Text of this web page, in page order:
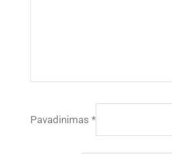
Pavadinimas *